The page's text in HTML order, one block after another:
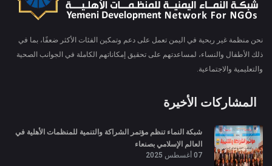
نحن منظمة غير ربحية في اليمن تعمل على دعم وتمكين الفئات الأكثر ضعفًا، بما في
ذلك الأطفال والنساء، لمساعدتهم على تحقيق إمكاناتهم الكاملة في الجوانب الصحية
والتعليمية والاجتماعية.
المشاركات الأخيرة
شبكة النماء تنظم مؤتمر الشراكة والتنمية للمنظمات الأهلية في
العالم الإسلامي بصنعاء
07 أغسطس 2025